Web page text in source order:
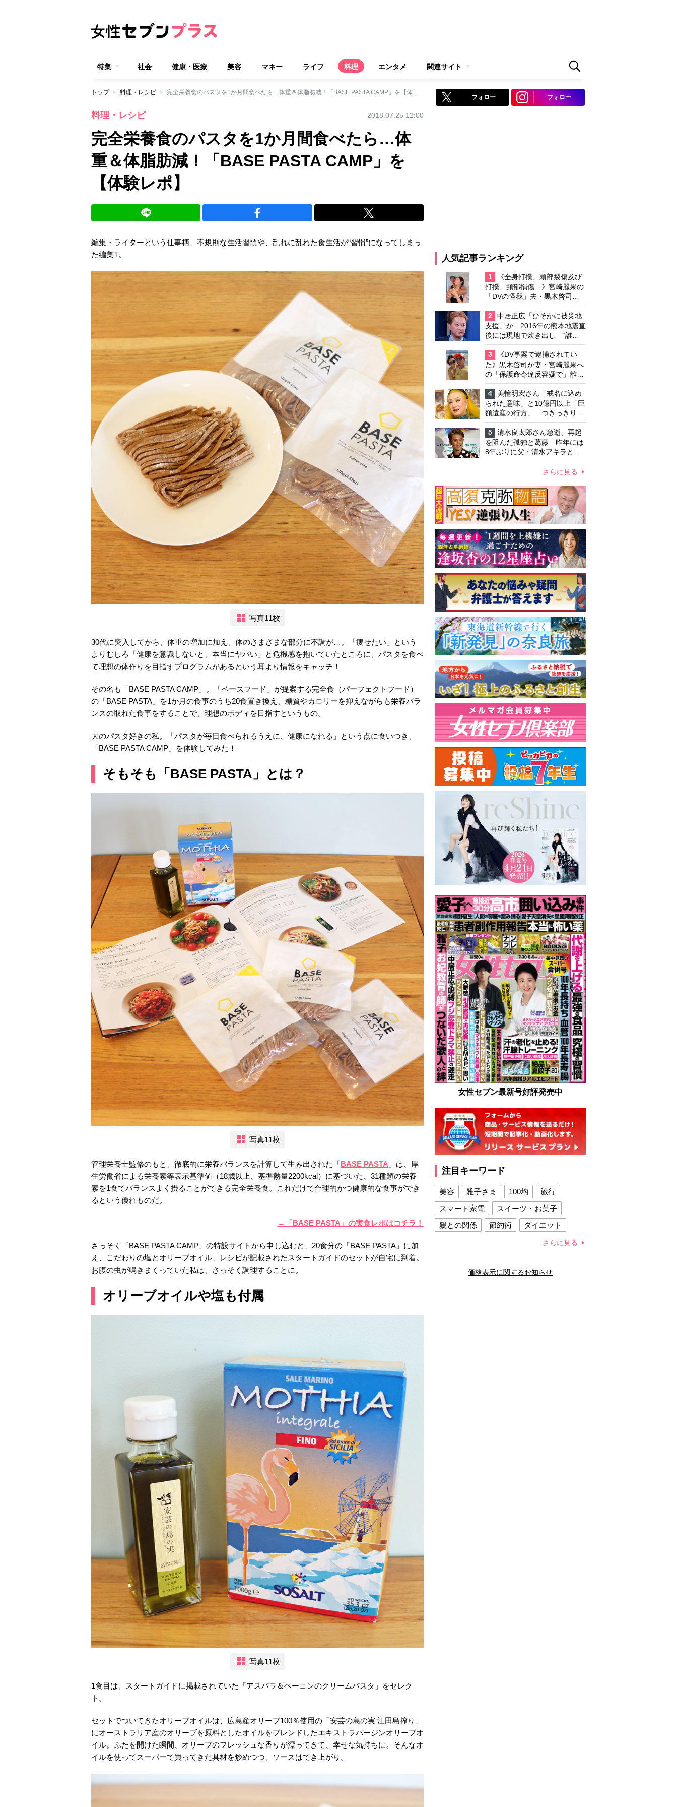
特集 社会 健康・医療 美容 マネー ライフ 料理 エンタメ 関連サイト
トップ 料理・レシピ 完全栄養食のパスタを1か月間食べたら…体重＆体脂肪減！「BASE PASTA CAMP」を【体験レポ】
料理・レシピ 2018.07.25 12:00
完全栄養食のパスタを1か月間食べたら…体
重＆体脂肪減！「BASE PASTA CAMP」を
【体験レポ】
編集・ライターという仕事柄、不規則な生活習慣や、乱れに乱れた食生活が“習慣”になってしまっ
た編集T。
写真11枚
30代に突入してから、体重の増加に加え、体のさまざまな部分に不調が…。「痩せたい」という
よりむしろ「健康を意識しないと、本当にヤバい」と危機感を抱いていたところに、パスタを食べ
て理想の体作りを目指すプログラムがあるという耳より情報をキャッチ！
その名も「BASE PASTA CAMP」。「ベースフード」が提案する完全食（パーフェクトフード）
の「BASE PASTA」を1か月の食事のうち20食置き換え、糖質やカロリーを抑えながらも栄養バラ
ンスの取れた食事をすることで、理想のボディを目指すというもの。
大のパスタ好きの私。「パスタが毎日食べられるうえに、健康になれる」という点に食いつき、
「BASE PASTA CAMP」を体験してみた！
そもそも「BASE PASTA」とは？
写真11枚
管理栄養士監修のもと、徹底的に栄養バランスを計算して生み出された「BASE PASTA 」は、厚
生労働省による栄養素等表示基準値（18歳以上、基準熱量2200kcal）に基づいた、31種類の栄養
素を1食でバランスよく摂ることができる完全栄養食。これだけで合理的かつ健康的な食事ができ
るという優れものだ。
→「BASE PASTA」の実食レポはコチラ！
さっそく「BASE PASTA CAMP」の特設サイトから申し込むと、20食分の「BASE PASTA」に加
え、こだわりの塩とオリーブオイル、レシピが記載されたスタートガイドのセットが自宅に到着。
お腹の虫が鳴きまくっていた私は、さっそく調理することに。
オリーブオイルや塩も付属
写真11枚
1食目は、スタートガイドに掲載されていた「アスパラ＆ベーコンのクリームパスタ」をセレク
ト。
セットでついてきたオリーブオイルは、広島産オリーブ100％使用の「安芸の島の実 江田島搾り」
にオーストラリア産のオリーブを原料としたオイルをブレンドしたエキストラバージンオリーブオ
イル。ふたを開けた瞬間、オリーブのフレッシュな香りが漂ってきて、幸せな気持ちに。そんなオ
イルを使ってスーパーで買ってきた具材を炒めつつ、ソースはでき上がり。
フォロー フォロー
人気記事ランキング
1
《全身打撲、頭部裂傷及び
打撲、頸部損傷…》宮崎麗果の
「DVの怪我」夫・黒木啓司の
逮捕で始まる「夫婦の闘争」
2
中居正広「ひそかに被災地
支援」か 2016年の熊本地震直
後には現地で炊き出し “誰に
も知られなくて良い”と、むし
ろ強まる福祉活動への思い
3
《DV事案で逮捕されてい
た》黒木啓司が妻・宮崎麗果へ
の「保護命令違反容疑で」離婚
協議は「第二ステージ」へ
4
美輪明宏さん「戒名に込め
られた意味」と10億円以上「巨
額遺産の行方」 つきっきりで
私生活をサポートしていた元俳
優が相続か
5
清水良太郎さん急逝、再起
を阻んだ孤独と葛藤 昨年には
8年ぶりに父・清水アキラと共
ていたが…周囲が懸念していた
さらに見る
女性セブン最新号好評発売中
注目キーワード
美容 雅子さま 100均
旅行
スマート家電
スイーツ・お菓子
親との関係
節約術
ダイエット
夫との関係
新津春子 どか食い
さらに見る
価格表示に関するお知らせ